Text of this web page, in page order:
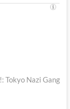
Tokyo Nazi Gang